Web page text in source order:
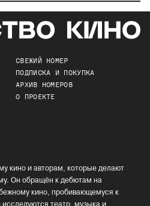
СВЕЖИЙ НОМЕР
ПОДПИСКА И ПОКУПКА
АРХИВ НОМЕРОВ
О ПРОЕКТЕ
кино и авторам, которые делают
Он обращён к дебютам на
кино, пробивающемуся к